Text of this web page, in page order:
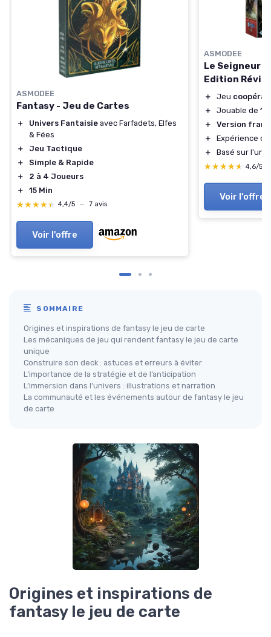
ASMODEE
Fantasy - Jeu de Cartes
＋ Univers Fantaisie avec Farfadets, Elfes
& Fées
＋
Jeu Tactique
＋
Simple & Rapide
＋
2 à 4 Joueurs
＋
15 Min
★★★★★
★★★★★ 4,4/5 — 7 avis
Voir l'offre
ASMODEE
Le Seigneur
Edition
＋ Jeu
＋
Jouable de 1
＋
Version
＋
Expérience
＋
Basé sur
★★★★★
★★★★★ 4,6/5
Voir l'offre
SOMMAIRE
Origines et inspirations de fantasy le jeu de carte
Les mécaniques de jeu qui rendent fantasy le jeu de carte
unique
Construire son deck : astuces et erreurs à éviter
L’importance de la stratégie et de l’anticipation
L’immersion dans l’univers : illustrations et narration
La communauté et les événements autour de fantasy le jeu
de carte
Origines et inspirations de
fantasy le jeu de carte